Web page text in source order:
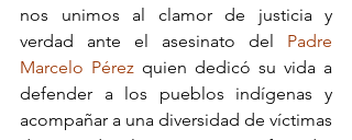
nos unimos al clamor de justicia y
verdad ante el asesinato del Padre
Marcelo Pérez quien dedicó su vida a
defender a los pueblos indígenas y
acompañar a una diversidad de víctimas